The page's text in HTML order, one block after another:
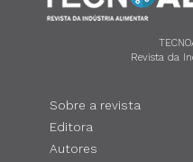
Revista da
Sobre a revista
Editora
Autores